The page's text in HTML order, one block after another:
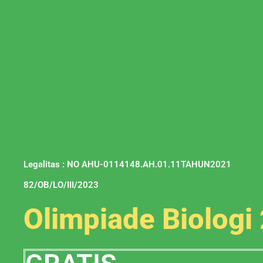
Legalitas : NO AHU-0114148.AH.01.11TAHUN2021
82/OB/LO/III/2023
Olimpiade Biologi